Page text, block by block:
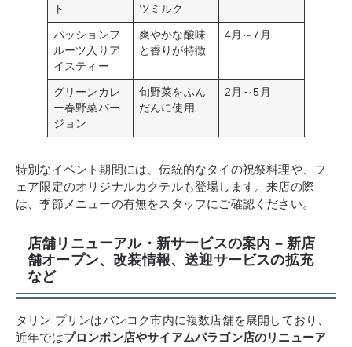
ト
ツミルク
パッションフ
ルーツ入りア
イスティー
爽やかな酸味
と香りが特徴
4月～7月
グリーンカレ
ー春野菜バー
ジョン
旬野菜をふん
だんに使用
2月～5月
特別なイベント期間には、伝統的なタイの祝祭料理や、フ
ェア限定のオリジナルカクテルも登場します。来店の際
は、季節メニューの有無をスタッフにご確認ください。
店舗リニューアル・新サービスの案内 – 新店
舗オープン、改装情報、送迎サービスの拡充
など
タリン プリンはバンコク市内に複数店舗を展開しており、
近年ではプロンポン店やサイアムパラゴン店のリニューア